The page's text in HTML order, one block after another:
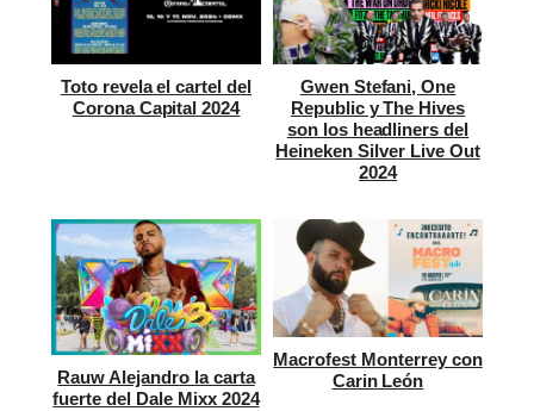
Toto revela el cartel del
Corona Capital 2024
Gwen Stefani, One
Republic y The Hives
son los headliners del
Heineken Silver Live Out
2024
Rauw Alejandro la carta
fuerte del Dale Mixx 2024
Macrofest Monterrey con
Carin León